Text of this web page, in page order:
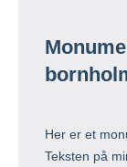
Her er et
Teksten på